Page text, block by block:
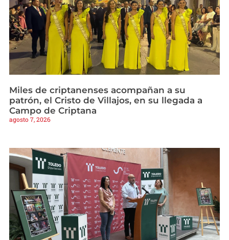
Miles de criptanenses acompañan a su
patrón, el Cristo de Villajos, en su llegada a
Campo de Criptana
agosto 7, 2026